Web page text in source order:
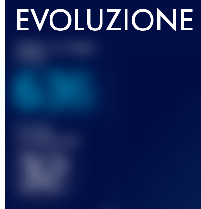
EVOLUZIONE
Miglior punteggio
636
Gara(e)
32